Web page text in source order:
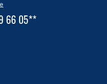
66 05**